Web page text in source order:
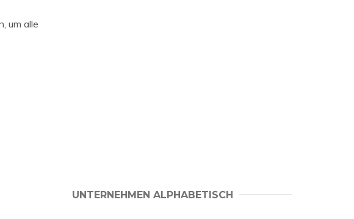
um alle
UNTERNEHMEN ALPHABETISCH